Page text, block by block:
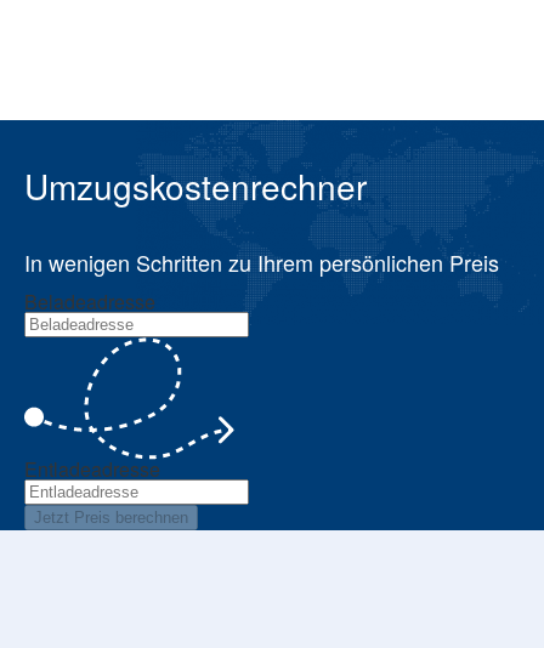
Umzugskostenrechner
In wenigen Schritten zu Ihrem persönlichen Preis
Beladeadresse
Entladeadresse
Jetzt Preis berechnen